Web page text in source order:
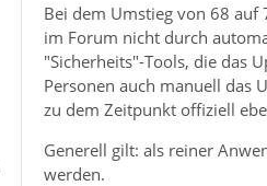
Bei dem Umstieg von 68 auf
im Forum nicht durch
"Sicherheits"-Tools, die das
Personen auch manuell das
zu dem Zeitpunkt offiziell
Generell gilt: als reiner
werden.